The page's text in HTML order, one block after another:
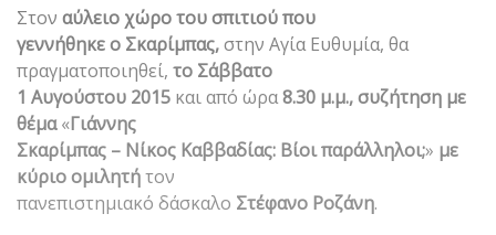
Στον αύλειο χώρο του σπιτιού που
γεννήθηκε ο Σκαρίμπας,στην Αγία Ευθυμία, θα
πραγματοποιηθεί, το Σάββατο
1 Αυγούστου 2015 και από ώρα8.30 μ.μ., συζήτηση με
θέμα«Γιάννης
Σκαρίμπας – Νίκος Καββαδίας: Βίοι παράλληλοι;» με
κύριο ομιλητήτον
πανεπιστημιακό δάσκαλο Στέφανο Ροζάνη.